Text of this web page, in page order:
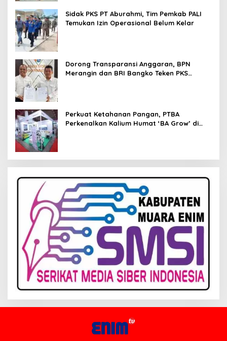
Sidak PKS PT Aburahmi, Tim Pemkab PALI
Temukan Izin Operasional Belum Kelar
Dorong Transparansi Anggaran, BPN
Merangin dan BRI Bangko Teken PKS
Perkuat Ketahanan Pangan, PTBA
Perkenalkan Kalium Humat ‘BA Grow’ di